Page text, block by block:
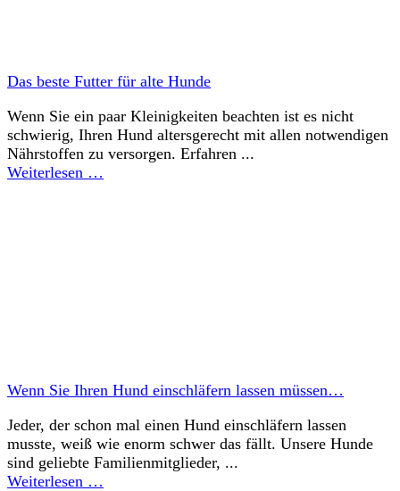
Das beste Futter für alte Hunde
Wenn Sie ein paar Kleinigkeiten beachten ist es nicht
schwierig, Ihren Hund altersgerecht mit allen notwendigen
Nährstoffen zu versorgen. Erfahren ...
Weiterlesen …
Wenn Sie Ihren Hund einschläfern lassen müssen…
Jeder, der schon mal einen Hund einschläfern lassen
musste, weiß wie enorm schwer das fällt. Unsere Hunde
sind geliebte Familienmitglieder, ...
Weiterlesen …